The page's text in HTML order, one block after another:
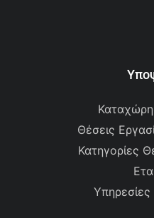
Θέσεις
Κατηγορίες